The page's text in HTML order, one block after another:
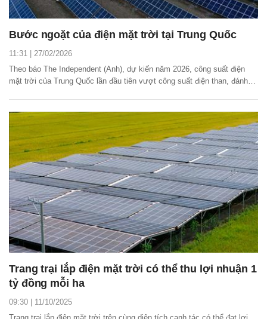
Bước ngoặt của điện mặt trời tại Trung Quốc
11:31 | 27/02/2026
Theo báo The Independent (Anh), dự kiến năm 2026, công suất điện
mặt trời của Trung Quốc lần đầu tiên vượt công suất điện than, đánh
Trang trại lắp điện mặt trời có thể thu lợi nhuận 1
tỷ đồng mỗi ha
09:30 | 11/10/2025